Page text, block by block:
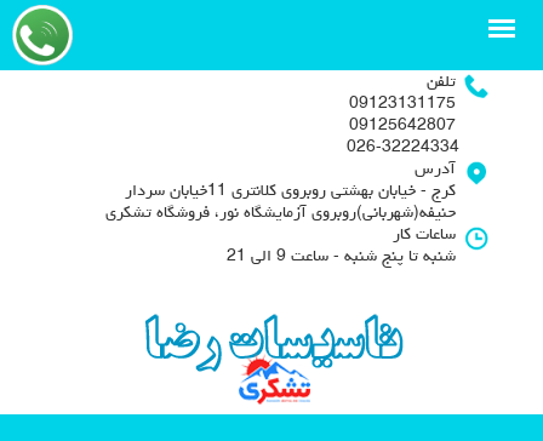
تلفن
09123131175
09125642807
آدرس
کرج - خیابان بهشتی روبروی کلانتری 11خیابان سردار
حنیفه(شهربانی)روبروی آزمایشگاه نور، فروشگاه تشکری
ساعات کار
شنبه تا پنج شنبه - ساعت 9 الی 21